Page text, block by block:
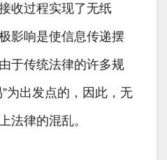
收过程实现了无纸
影响是使信息传递摆
于传统法律的许多规
为出发点的，因此，无
法律的混乱。